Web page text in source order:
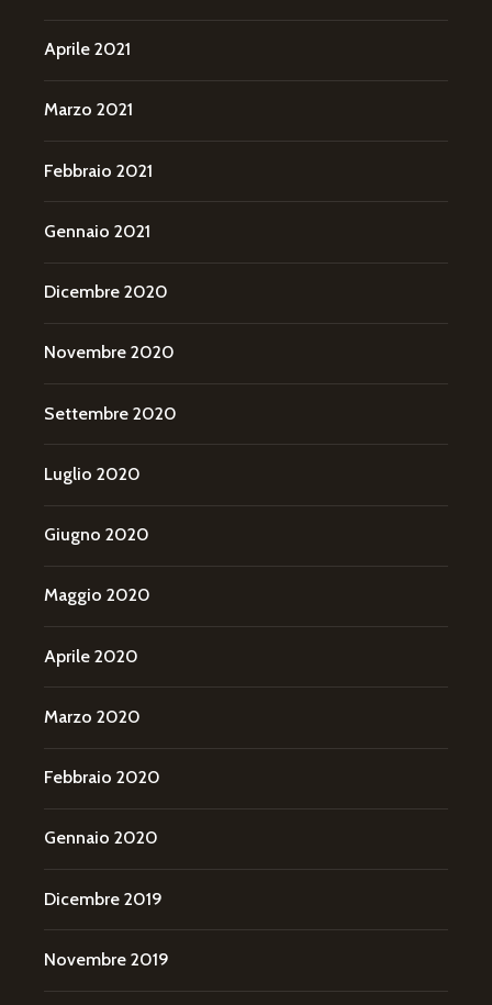
Aprile 2021
Marzo 2021
Febbraio 2021
Gennaio 2021
Dicembre 2020
Novembre 2020
Settembre 2020
Luglio 2020
Giugno 2020
Maggio 2020
Aprile 2020
Marzo 2020
Febbraio 2020
Gennaio 2020
Dicembre 2019
Novembre 2019